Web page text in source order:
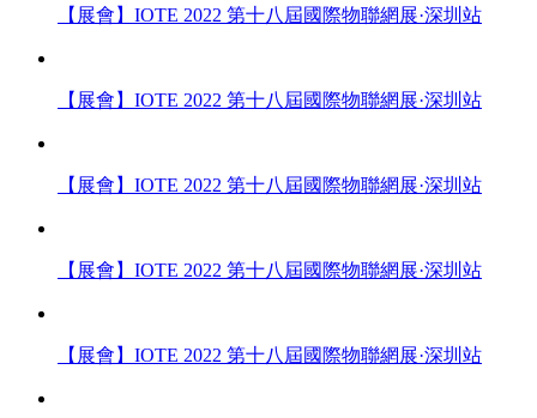
【展會】IOTE 2022 第十八屆國際物聯網展·深圳站
【展會】IOTE 2022 第十八屆國際物聯網展·深圳站
【展會】IOTE 2022 第十八屆國際物聯網展·深圳站
【展會】IOTE 2022 第十八屆國際物聯網展·深圳站
【展會】IOTE 2022 第十八屆國際物聯網展·深圳站